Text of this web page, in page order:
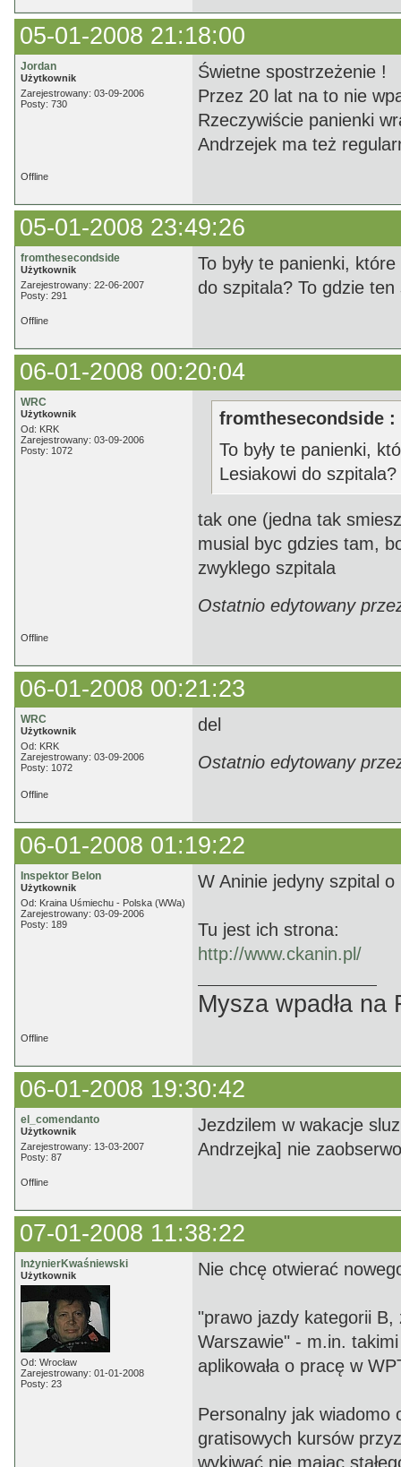
05-01-2008 21:18:00
Jordan
Użytkownik
Zarejestrowany: 03-09-2006
Posty: 730
Świetne spostrzeżenie !
Przez 20 lat na to nie
Rzeczywiście panienki
Andrzejek ma też
Offline
05-01-2008 23:49:26
fromthesecondside
Użytkownik
Zarejestrowany: 22-06-2007
Posty: 291
To były te panienki,
do szpitala? To gdzie ten
Offline
06-01-2008 00:20:04
WRC
Użytkownik
Od: KRK
Zarejestrowany: 03-09-2006
Posty: 1072
fromthesecondside :
To były te panienki,
Lesiakowi do
tak one (jedna tak
musial byc gdzies tam,
zwyklego szpitala
Ostatnio edytowany
Offline
06-01-2008 00:21:23
WRC
Użytkownik
Od: KRK
Zarejestrowany: 03-09-2006
Posty: 1072
del
Ostatnio edytowany
Offline
06-01-2008 01:19:22
Inspektor Belon
Użytkownik
Od: Kraina Uśmiechu - Polska (WWa)
Zarejestrowany: 03-09-2006
Posty: 189
W Aninie jedyny szpital
Tu jest ich strona:
http://www.ckanin.pl/
Mysza wpadła na
Offline
06-01-2008 19:30:42
el_comendanto
Użytkownik
Zarejestrowany: 13-03-2007
Posty: 87
Jezdzilem w wakacje
Andrzejka] nie
Offline
07-01-2008 11:38:22
InżynierKwaśniewski
Użytkownik
Od: Wrocław
Zarejestrowany: 01-01-2008
Posty: 23
Nie chcę otwierać
"prawo jazdy kategorii B,
Warszawie" - m.in.
aplikowała o pracę w
Personalny jak wiadomo
gratisowych kursów
wykiwać nie mając